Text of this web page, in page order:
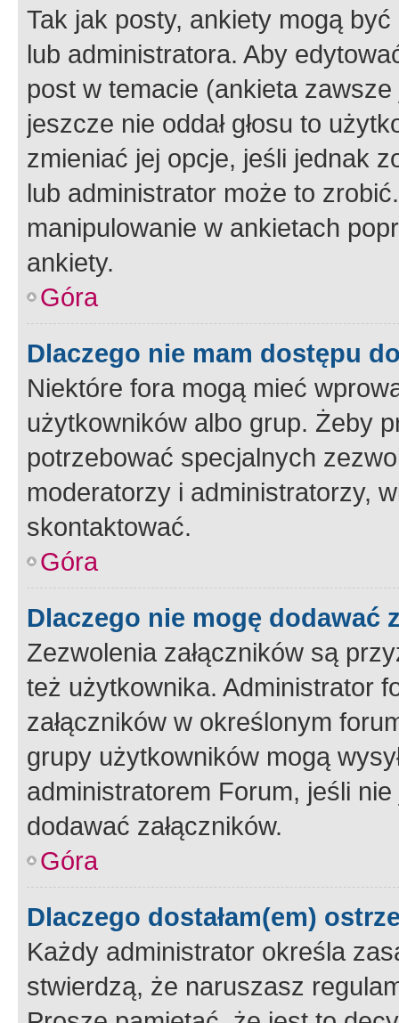
Tak jak posty, ankiety mogą
lub administratora. Aby
post w temacie (ankieta
jeszcze nie oddał głosu to
zmieniać jej opcje, jeśli jednak
lub administrator może to
manipulowanie w ankietach
ankiety.
Góra
Dlaczego nie mam dostępu
Niektóre fora mogą mieć
użytkowników albo grup. Żeby
potrzebować specjalnych
moderatorzy i administratorzy,
skontaktować.
Góra
Dlaczego nie mogę dodawać
Zezwolenia załączników są
też użytkownika. Administrator
załączników w określonym
grupy użytkowników mogą
administratorem Forum, jeśli
dodawać załączników.
Góra
Dlaczego dostałam(em)
Każdy administrator określa
stwierdzą, że naruszasz